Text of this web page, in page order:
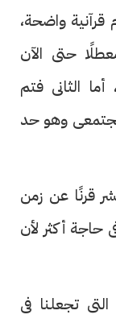
واضحة،
حتى الآن
الثانى فتم
مجتمعى وهو حد
قرنًا عن زمن
حاجة أكثر لأن
تجعلنا فى